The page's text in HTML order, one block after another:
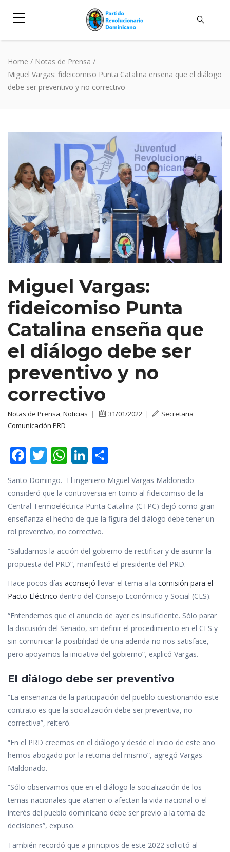
Home / Notas de Prensa /
Miguel Vargas: fideicomiso Punta Catalina enseña que el diálogo
debe ser preventivo y no correctivo
Miguel Vargas:
fideicomiso Punta
Catalina enseña que
el diálogo debe ser
preventivo y no
correctivo
Notas de Prensa,Noticias | 31/01/2022 |
Secretaria
Comunicación PRD
F
e
b
o
o
k
T
itt
er
W
h
at
s
A
p
p
Li
k
e
dI
n
m
p
ar
r
Santo Domingo.- El ingeniero Miguel Vargas Maldonado
consideró que la controversia en torno al fideicomiso de la
Central Termoeléctrica Punta Catalina (CTPC) dejó como gran
enseñanza el hecho de que la figura del diálogo debe tener un
rol preventivo, no correctivo.
“Saludamos la acción del gobierno de rectificar y de asumir la
propuesta del PRD”, manifestó el presidente del PRD.
Hace pocos días aconsejó llevar el tema a la comisión para el
Pacto Eléctrico dentro del Consejo Económico y Social (CES).
“Entendemos que el anuncio de ayer es insuficiente. Sólo parar
la discusión del Senado, sin definir el procedimiento en el CES y
sin comunicar la posibilidad de una adenda no nos satisface,
pero apoyamos la iniciativa del gobierno”, explicó Vargas.
El diálogo debe ser preventivo
“La enseñanza de la participación del pueblo cuestionando este
contrato es que la socialización debe ser preventiva, no
correctiva”, reiteró.
“En el PRD creemos en el diálogo y desde el inicio de este año
hemos abogado por la retoma del mismo”, agregó Vargas
Maldonado.
“Sólo observamos que en el diálogo la socialización de los
temas nacionales que atañen o afectan la vida nacional o el
interés del pueblo dominicano debe ser previo a la toma de
decisiones”, expuso.
También recordó que a principios de este 2022 solicitó al